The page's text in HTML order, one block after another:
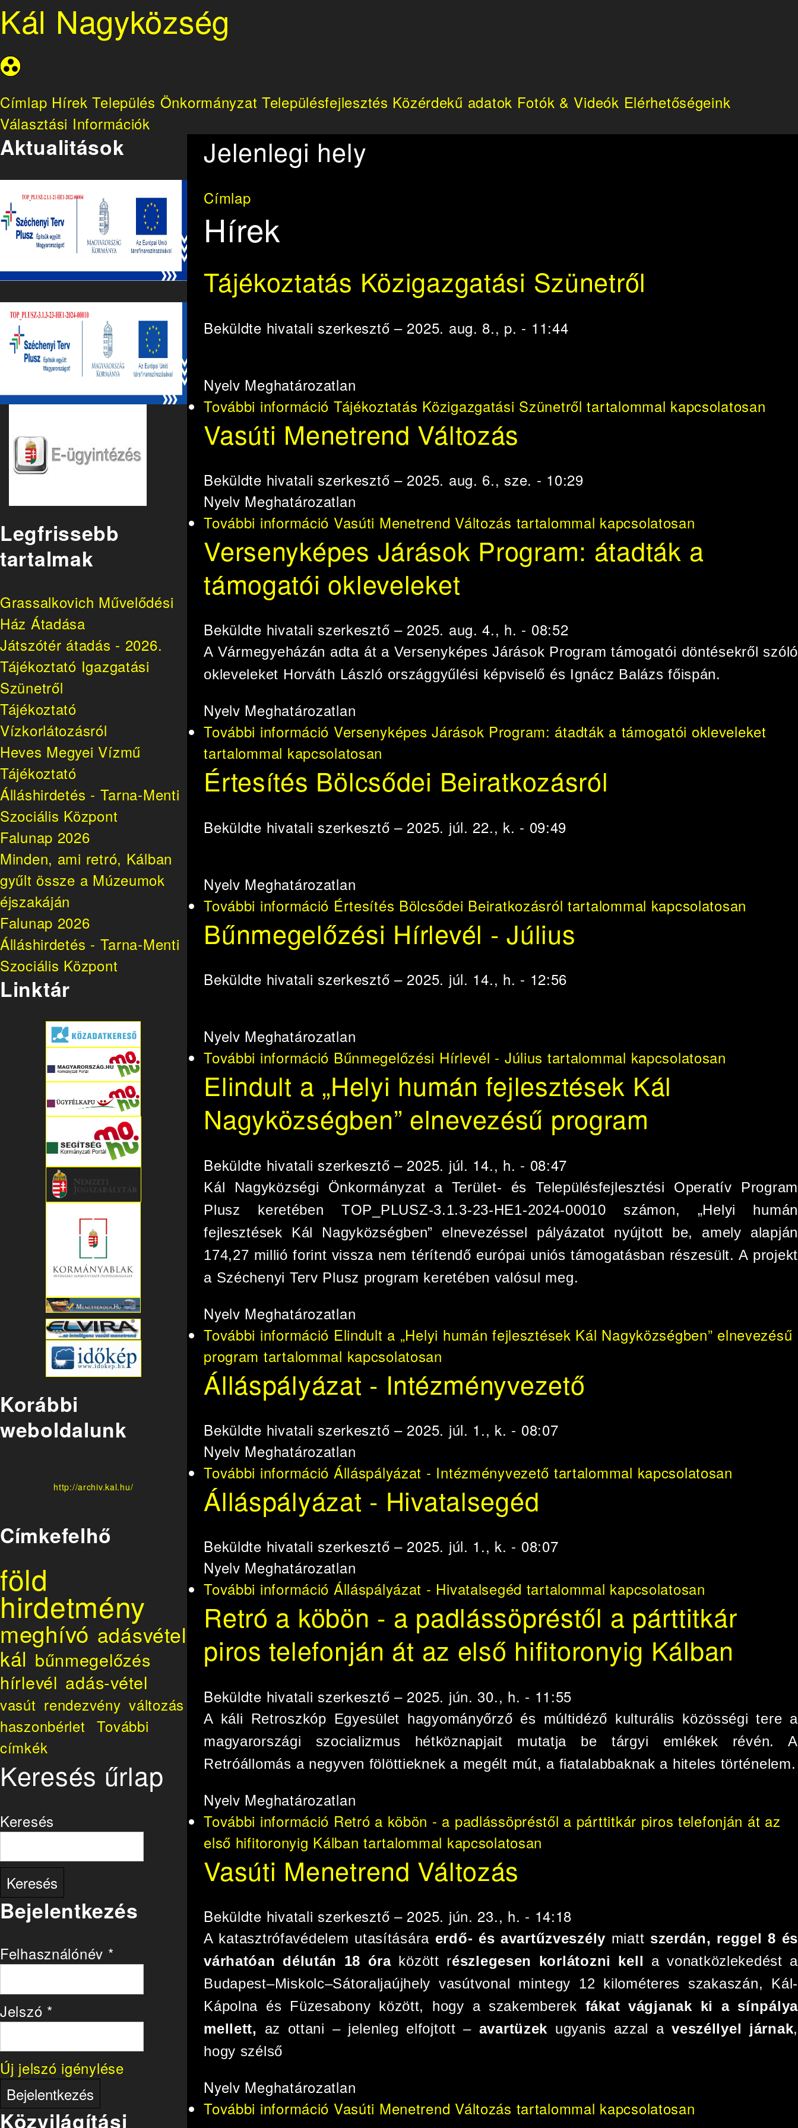
Kál Nagyközség
Címlap Hírek Település Önkormányzat Településfejlesztés Közérdekű adatok Fotók & Videók Elérhetőségeink
Választási Információk
Jelenlegi hely
Címlap
Hírek
Tájékoztatás Közigazgatási Szünetről
Beküldte hivatali szerkesztő – 2025. aug. 8., p. - 11:44
Nyelv Meghatározatlan
További információ Tájékoztatás Közigazgatási Szünetről tartalommal kapcsolatosan
Vasúti Menetrend Változás
Beküldte hivatali szerkesztő – 2025. aug. 6., sze. - 10:29
Nyelv Meghatározatlan
További információ Vasúti Menetrend Változás tartalommal kapcsolatosan
Versenyképes Járások Program: átadták a
támogatói okleveleket
Beküldte hivatali szerkesztő – 2025. aug. 4., h. - 08:52
A Vármegyeházán adta át a Versenyképes Járások Program támogatói döntésekről szóló
okleveleket Horváth László országgyűlési képviselő és Ignácz Balázs főispán.
Nyelv Meghatározatlan
További információ Versenyképes Járások Program: átadták a támogatói okleveleket
tartalommal kapcsolatosan
Értesítés Bölcsődei Beiratkozásról
Beküldte hivatali szerkesztő – 2025. júl. 22., k. - 09:49
Nyelv Meghatározatlan
További információ Értesítés Bölcsődei Beiratkozásról tartalommal kapcsolatosan
Bűnmegelőzési Hírlevél - Július
Beküldte hivatali szerkesztő – 2025. júl. 14., h. - 12:56
Nyelv Meghatározatlan
További információ Bűnmegelőzési Hírlevél - Július tartalommal kapcsolatosan
Elindult a „Helyi humán fejlesztések Kál
Nagyközségben” elnevezésű program
Beküldte hivatali szerkesztő – 2025. júl. 14., h. - 08:47
Kál Nagyközségi Önkormányzat a Terület- és Településfejlesztési Operatív Program
Plusz keretében TOP_PLUSZ-3.1.3-23-HE1-2024-00010 számon, „Helyi humán
fejlesztések Kál Nagyközségben” elnevezéssel pályázatot nyújtott be, amely alapján
174,27 millió forint vissza nem térítendő európai uniós támogatásban részesült. A projekt
a Széchenyi Terv Plusz program keretében valósul meg.
Nyelv Meghatározatlan
További információ Elindult a „Helyi humán fejlesztések Kál Nagyközségben” elnevezésű
program tartalommal kapcsolatosan
Álláspályázat - Intézményvezető
Beküldte hivatali szerkesztő – 2025. júl. 1., k. - 08:07
Nyelv Meghatározatlan
További információ Álláspályázat - Intézményvezető tartalommal kapcsolatosan
Álláspályázat - Hivatalsegéd
Beküldte hivatali szerkesztő – 2025. júl. 1., k. - 08:07
Nyelv Meghatározatlan
További információ Álláspályázat - Hivatalsegéd tartalommal kapcsolatosan
Retró a köbön - a padlássöpréstől a párttitkár
piros telefonján át az első hifitoronyig Kálban
Beküldte hivatali szerkesztő – 2025. jún. 30., h. - 11:55
A káli Retroszkóp Egyesület hagyományőrző és múltidéző kulturális közösségi tere a
magyarországi szocializmus hétköznapjait mutatja be tárgyi emlékek révén. A
Retróállomás a negyven fölöttieknek a megélt mút, a fiatalabbaknak a hiteles történelem.
Nyelv Meghatározatlan
További információ Retró a köbön - a padlássöpréstől a párttitkár piros telefonján át az
első hifitoronyig Kálban tartalommal kapcsolatosan
Vasúti Menetrend Változás
Beküldte hivatali szerkesztő – 2025. jún. 23., h. - 14:18
A katasztrófavédelem utasítására erdő- és avartűzveszély miatt szerdán, reggel 8 és
várhatóan délután 18 óraközött részlegesen korlátozni kell a vonatközlekedést a
Budapest–Miskolc–Sátoraljaújhely vasútvonal mintegy 12 kilométeres szakaszán, Kál-
Kápolna és Füzesabony között, hogy a szakemberek fákat vágjanak ki a sínpálya
mellett,
az ottani – jelenleg elfojtott – avartüzek ugyanis azzal aveszéllyel járnak,
hogy szélső
Nyelv Meghatározatlan
További információ Vasúti Menetrend Változás tartalommal kapcsolatosan
Aktualitások
Legfrissebb
tartalmak
Grassalkovich Művelődési
Ház Átadása
Játszótér átadás - 2026.
Tájékoztató Igazgatási
Szünetről
Tájékoztató
Vízkorlátozásról
Heves Megyei Vízmű
Tájékoztató
Álláshirdetés - Tarna-Menti
Szociális Központ
Falunap 2026
Minden, ami retró, Kálban
gyűlt össze a Múzeumok
éjszakáján
Falunap 2026
Álláshirdetés - Tarna-Menti
Szociális Központ
Linktár
Korábbi
weboldalunk
http://archiv.kal.hu/
Címkefelhő
föld
hirdetmény
meghívó adásvétel
kál bűnmegelőzés
hírlevél adás-vétel
vasút rendezvény változás
haszonbérlet
További
címkék
Keresés űrlap
Keresés
Bejelentkezés
Felhasználónév *
Jelszó *
Új jelszó igénylése
Közvilágítási